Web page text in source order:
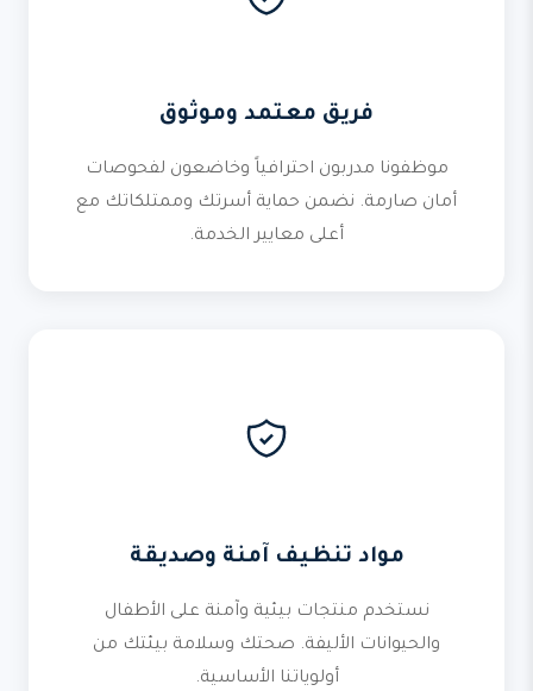
فريق معتمد وموثوق
موظفونا مدربون احترافياً وخاضعون لفحوصات
أمان صارمة. نضمن حماية أسرتك وممتلكاتك مع
أعلى معايير الخدمة.
مواد تنظيف آمنة وصديقة
نستخدم منتجات بيئية وآمنة على الأطفال
والحيوانات الأليفة. صحتك وسلامة بيئتك من
أولوياتنا الأساسية.